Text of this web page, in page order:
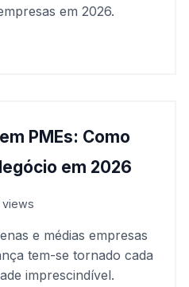
em 2026.
PMEs: Como
em 2026
views
e médias empresas
tem-se tornado cada
imprescindível.